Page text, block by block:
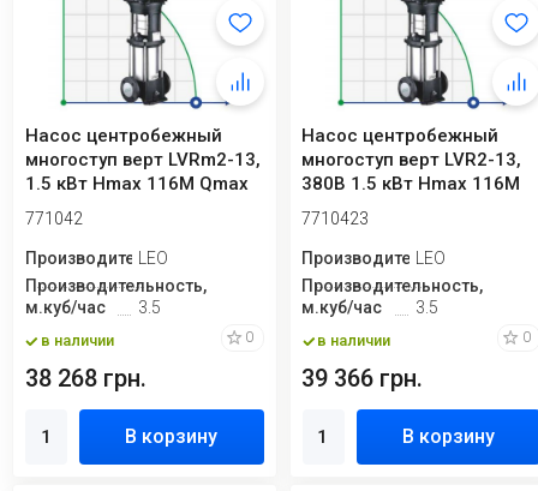
Насос центробежный
многоступ верт LVRm2-13,
1.5 кВт Hmax 116М Qmax
58.3 л/мин...
771042
ПроизводительLEO
Производительность,
м.куб/час
3.5
в наличии 0
38 268 грн.
В корзину
Насос центробежный
многоступ верт LVR2-13,
380В 1.5 кВт Hmax 116М
Qmax 58.3 л...
7710423
ПроизводительLEO
Производительность,
м.куб/час
3.5
в наличии 0
39 366 грн.
В корзину